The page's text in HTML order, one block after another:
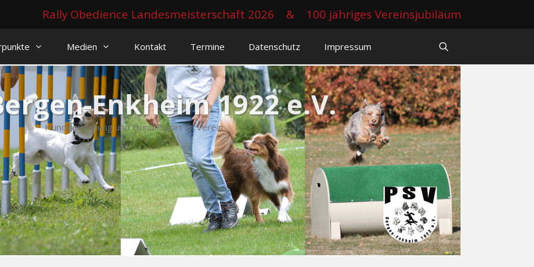
Rally Obedience Landesmeisterschaft 2026 & 100 jähriges Vereinsjubiläum
Medien Kontakt Termine Datenschutz Impressum
Enkheim 1922 e.V.
Hundeerziehung und Hundesport im Verein